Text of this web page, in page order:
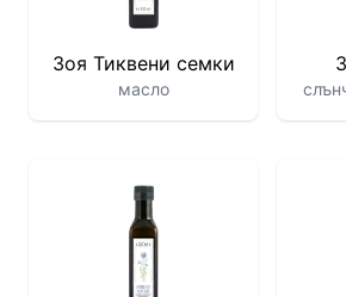
Зоя Тиквени семки
масло